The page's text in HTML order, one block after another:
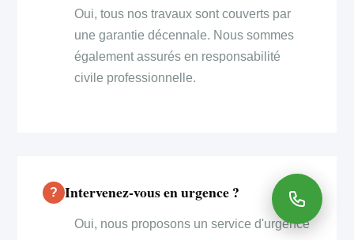
Oui, tous nos travaux sont couverts par
une garantie décennale. Nous sommes
également assurés en responsabilité
civile professionnelle.
Intervenez-vous en urgence ?
Oui, nous proposons un service d'urgence